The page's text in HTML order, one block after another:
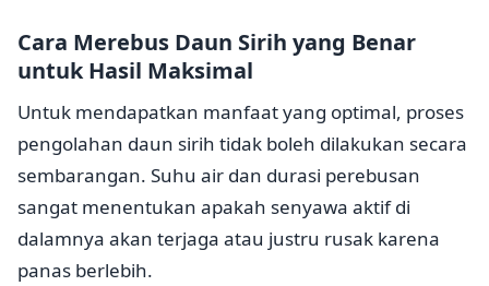
Cara Merebus Daun Sirih yang Benar
untuk Hasil Maksimal
Untuk mendapatkan manfaat yang optimal, proses
pengolahan daun sirih tidak boleh dilakukan secara
sembarangan. Suhu air dan durasi perebusan
sangat menentukan apakah senyawa aktif di
dalamnya akan terjaga atau justru rusak karena
panas berlebih.